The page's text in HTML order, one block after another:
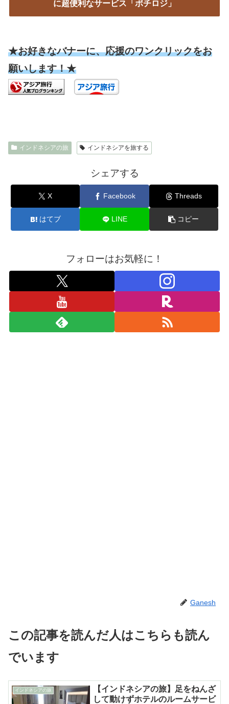
に超便利なサービス「ポチロジ」
★お好きなバナーに、応援のワンクリックをお
願いします！★
インドネシアの旅 インドネシアを旅する
シェアする
X Facebook Threads
はてブ LINE コピー
フォローはお気軽に！
Ganesh
この記事を読んだ人はこちらも読ん
でいます
インドネシアの旅
【インドネシアの旅】足をねんざ
して動けずホテルのルームサービ